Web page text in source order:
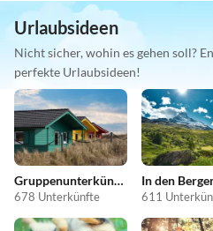
Urlaubsideen
Nicht sicher, wohin es gehen soll?
perfekte Urlaubsideen!
Gruppenunterkünfte
678 Unterkünfte
In den
611